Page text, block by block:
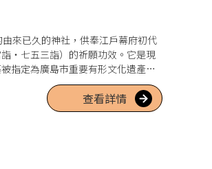
來已久的神社，供奉江戶幕府初代
・七五三詣）的祈願功效。它是現
指定為廣島市重要有形文化遺產，
查看詳情